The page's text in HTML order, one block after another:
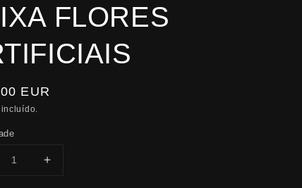
FLORES
EUR
Aumentar